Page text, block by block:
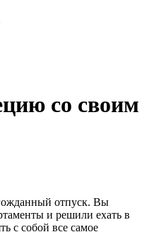
со своим
отпуск. Вы
и решили ехать в
с собой все самое